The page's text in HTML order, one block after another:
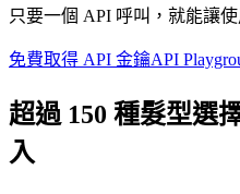
只要一個 API 呼叫，就能讓
免費取得 API 金鑰API
超過 150 種髮型選
入